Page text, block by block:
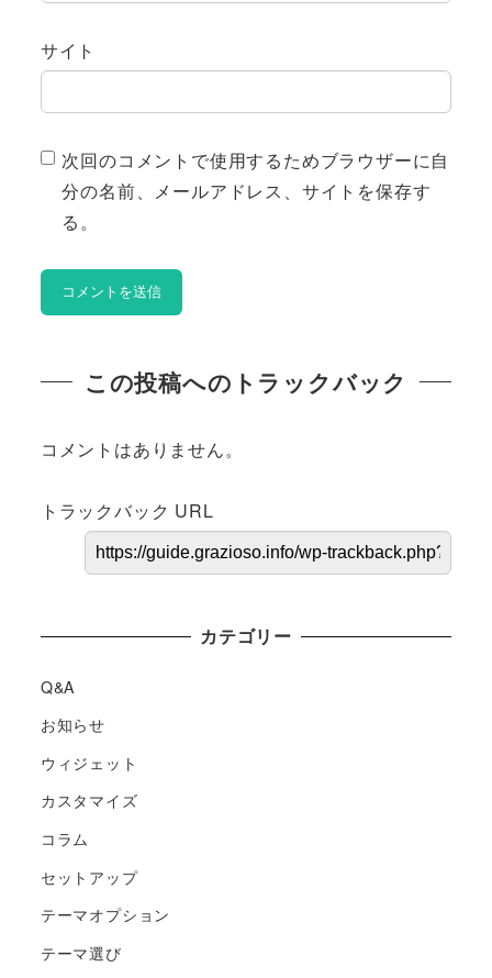
サイト
次回のコメントで使用するためブラウザーに自
分の名前、メールアドレス、サイトを保存す
る。
この投稿へのトラックバック
コメントはありません。
トラックバック URL
カテゴリー
Q&A
お知らせ
ウィジェット
カスタマイズ
コラム
セットアップ
テーマオプション
テーマ選び